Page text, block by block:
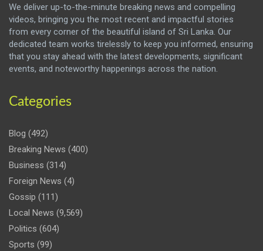
We deliver up-to-the-minute breaking news and compelling
videos, bringing you the most recent and impactful stories
from every corner of the beautiful island of Sri Lanka. Our
dedicated team works tirelessly to keep you informed, ensuring
that you stay ahead with the latest developments, significant
events, and noteworthy happenings across the nation.
Categories
Blog (492)
Breaking News (400)
Business (314)
Foreign News (4)
Gossip (111)
Local News (9,569)
Politics (604)
Sports (99)